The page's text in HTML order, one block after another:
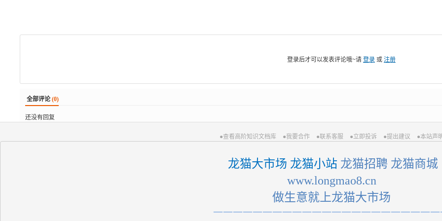
登录后才可以发表评论哦~请 登录 或 注册
全部评论(0)
还没有回复
●查看高阶知识文档库 ●我要合作 ●联系客服 ●立即投诉 ●提出建议 ●本站声
龙猫大市场 龙猫小站 龙猫招聘 龙猫商城
www.longmao8.cn
做生意就上龙猫大市场
一一一一一一一一一一一一一一一一一一一一一一一